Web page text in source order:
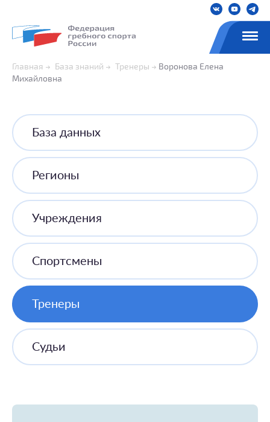
Главная База знаний Тренеры
Воронова Елена
Михайловна
База данных
Регионы
Учреждения
Спортсмены
Тренеры
Судьи